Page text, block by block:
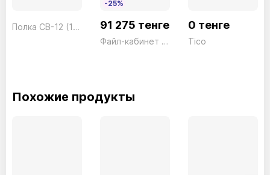
Полка CB-12 (1шт.)
-25%
91 275 тенге
Файл-кабинет 3 ящика FC03 серый President
0 тенге
Tico
Похожие продукты